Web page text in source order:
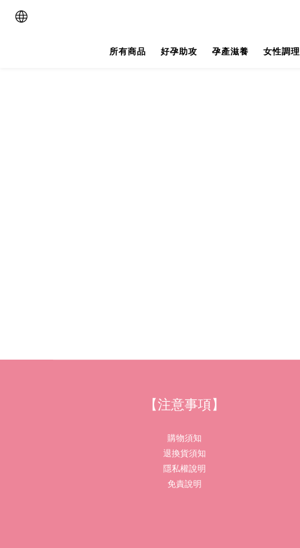
所有商品 好孕助攻 孕產滋養 女性調理
【注意事項】
購物須知
退換貨須知
隱私權說明
免責說明